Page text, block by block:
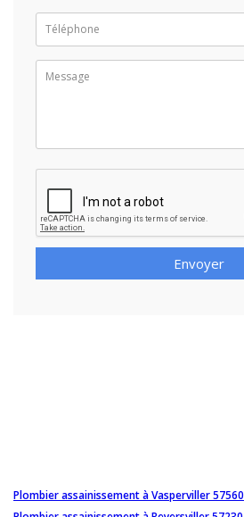
Envoyer
Plombier assainissement à Vasperviller 57560